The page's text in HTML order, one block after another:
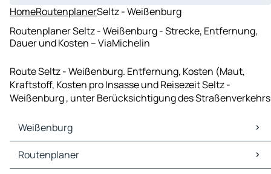
HomeRoutenplanerSeltz - Weißenburg
Routenplaner Seltz - Weißenburg - Strecke, Entfernung,
Dauer und Kosten – ViaMichelin
Route Seltz - Weißenburg. Entfernung, Kosten (Maut,
Kraftstoff, Kosten pro Insasse und Reisezeit Seltz -
Weißenburg , unter Berücksichtigung des Straßenverkehrs
Weißenburg
Weißenburg Karten Stadtplan
Weißenburg Verkehr
Routenplaner